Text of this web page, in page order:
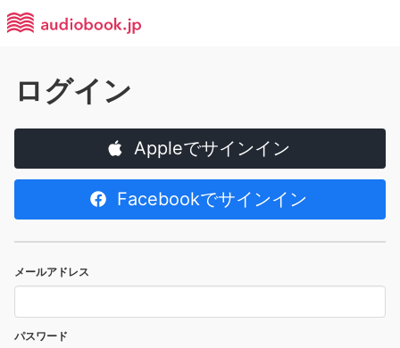
ログイン
Appleでサインイン
Facebookでサインイン
メールアドレス
パスワード